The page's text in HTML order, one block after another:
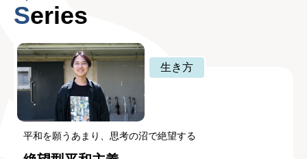
Series
生き方
平和を願うあまり、思考の沼で絶望する